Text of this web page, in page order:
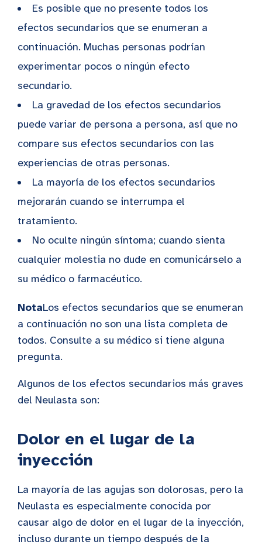
Es posible que no presente todos los
efectos secundarios que se enumeran a
continuación. Muchas personas podrían
experimentar pocos o ningún efecto
secundario.
La gravedad de los efectos secundarios
puede variar de persona a persona, así que no
compare sus efectos secundarios con las
experiencias de otras personas.
La mayoría de los efectos secundarios
mejorarán cuando se interrumpa el
tratamiento.
No oculte ningún síntoma; cuando sienta
cualquier molestia no dude en comunicárselo a
su médico o farmacéutico.
NotaLos efectos secundarios que se enumeran
a continuación no son una lista completa de
todos. Consulte a su médico si tiene alguna
pregunta.
Algunos de los efectos secundarios más graves
del Neulasta son:
Dolor en el lugar de la
inyección
La mayoría de las agujas son dolorosas, pero la
Neulasta es especialmente conocida por
causar algo de dolor en el lugar de la inyección,
incluso durante un tiempo después de la